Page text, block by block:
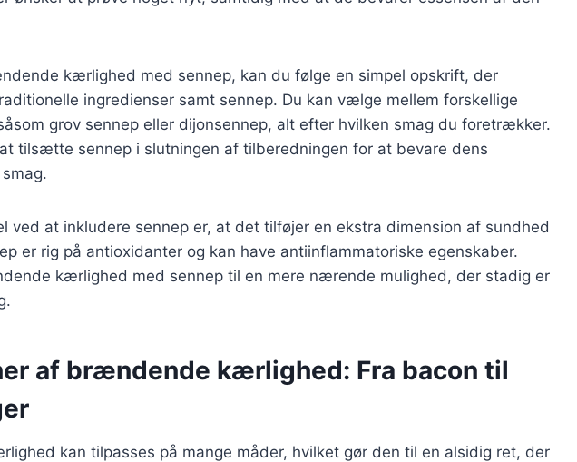
kærlighed med sennep, kan du følge en simpel opskrift, der
ingredienser samt sennep. Du kan vælge mellem forskellige
grov sennep eller dijonsennep, alt efter hvilken smag du foretrækker.
tilsætte sennep i slutningen af tilberedningen for at bevare dens
ved at inkludere sennep er, at det tilføjer en ekstra dimension af sundhed
er rig på antioxidanter og kan have antiinflammatoriske egenskaber.
kærlighed med sennep til en mere nærende mulighed, der stadig er
af brændende kærlighed: Fra bacon til
kan tilpasses på mange måder, hvilket gør den til en alsidig ret, der